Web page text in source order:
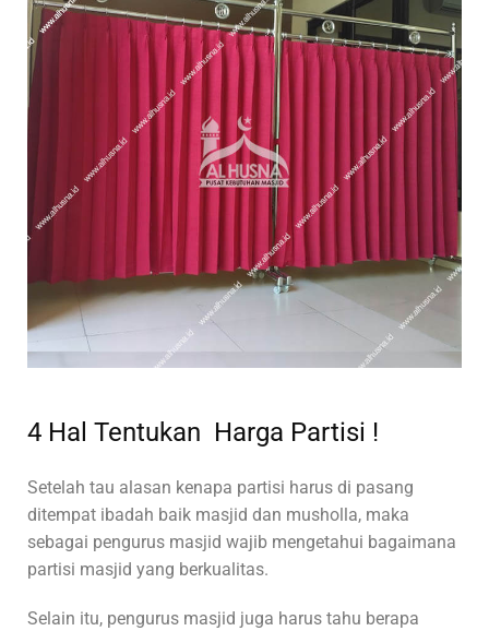
4 Hal Tentukan Harga Partisi !
Setelah tau alasan kenapa partisi harus di pasang
ditempat ibadah baik masjid dan musholla, maka
sebagai pengurus masjid wajib mengetahui bagaimana
partisi masjid yang berkualitas.
Selain itu, pengurus masjid juga harus tahu berapa